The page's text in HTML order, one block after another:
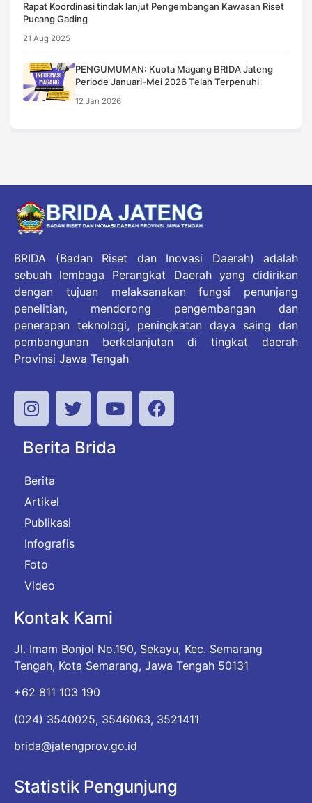
Rapat Koordinasi tindak lanjut Pengembangan Kawasan Riset
Pucang Gading
21 Aug 2025
PENGUMUMAN: Kuota Magang BRIDA Jateng
Periode Januari-Mei 2026 Telah Terpenuhi
12 Jan 2026
BRIDA (Badan Riset dan Inovasi Daerah) adalah
sebuah lembaga Perangkat Daerah yang didirikan
dengan tujuan melaksanakan fungsi penunjang
penelitian, mendorong pengembangan dan
penerapan teknologi, peningkatan daya saing dan
pembangunan berkelanjutan di tingkat daerah
Provinsi Jawa Tengah
Berita Brida
Berita
Artikel
Publikasi
Infografis
Foto
Video
Kontak Kami
Jl. Imam Bonjol No.190, Sekayu, Kec. Semarang
Tengah, Kota Semarang, Jawa Tengah 50131
+62 811 103 190
(024) 3540025, 3546063, 3521411
brida@jatengprov.go.id
Statistik Pengunjung